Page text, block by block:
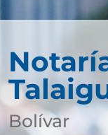
Bolívar